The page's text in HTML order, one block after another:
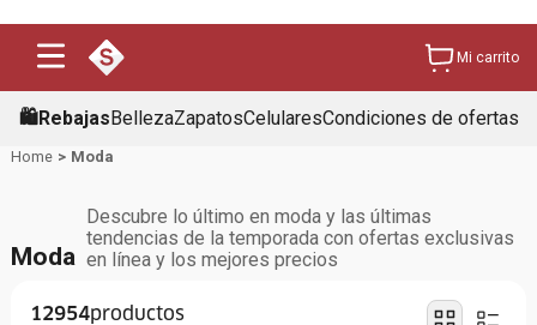
Mi carrito
🛍️RebajasBellezaZapatosCelularesCondiciones de ofertas
Moda
Moda
Descubre lo último en moda y las últimas
tendencias de la temporada con ofertas exclusivas
en línea y los mejores precios
12954